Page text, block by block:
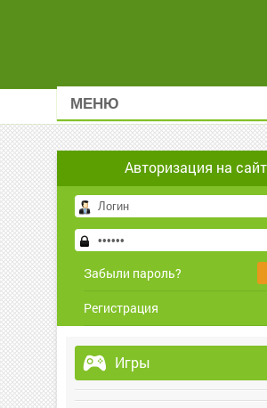
МЕНЮ
Авторизация на
Забыли пароль?
Регистрация
Игры